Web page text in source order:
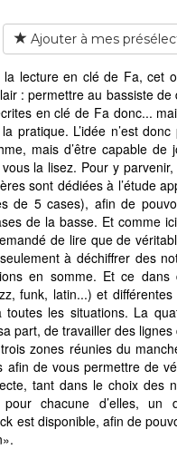
Ajouter à mes
lecture en clé de Fa, cet
: permettre au bassiste de
en clé de Fa donc...
pratique. L’idée n’est donc
mais d’être capable de
la lisez. Pour y
sont dédiées à l’étude
de 5 cases), afin de
de la basse. Et comme
de lire que de
à déchiffrer des
en somme. Et ce dans
funk, latin...) et différentes
les situations. La
part, de travailler des lignes
zones réunies du
afin de vous permettre de
tant dans le choix des
chacune d’elles, un
est disponible, afin de